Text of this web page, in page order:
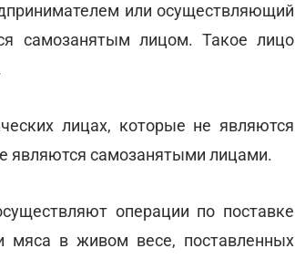
или осуществляющий
самозанятым лицом. Такое лицо
лицах, которые не являются
являются самозанятыми лицами.
операции по поставке
мяса в живом весе, поставленных